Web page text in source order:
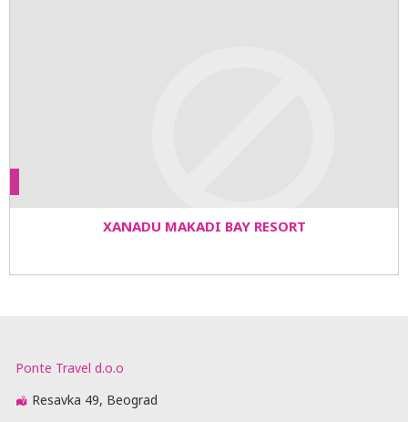
XANADU MAKADI BAY RESORT
Ponte Travel d.o.o
Resavka 49, Beograd